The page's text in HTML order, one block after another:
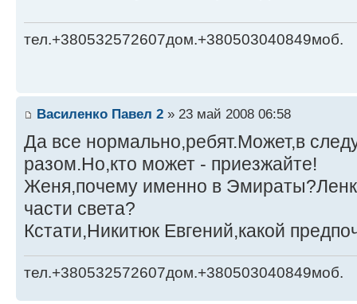
тел.+380532572607дом.+380503040849моб.
Василенко Павел 2 » 23 май 2008 06:58
Да все нормально,ребят.Может,в
разом.Но,кто может - приезжайте!
Женя,почему именно в
части света?
Кстати,Никитюк Евгений,какой
тел.+380532572607дом.+380503040849моб.